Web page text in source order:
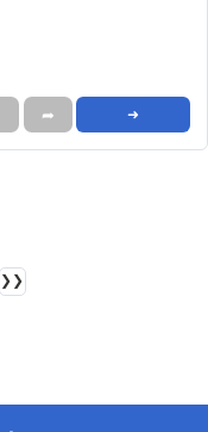
➦ ➜
❯❯